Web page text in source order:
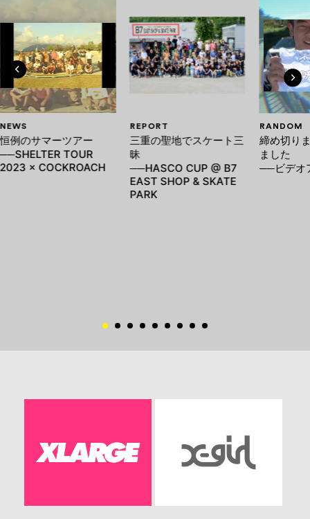
NEWS
恒例のサマーツアー
──SHELTER TOUR
2023 × COCKROACH
REPORT
三重の聖地でスケート三
昧
──HASCO CUP @ B7
EAST SHOP & SKATE
PARK
RANDOM
締め切り
ました
──ビデオ